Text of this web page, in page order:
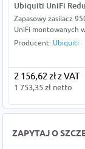
Ubiquiti UniFi
Zapasowy zasilacz
UniFi montowanych
Producent: Ubiquiti
2 156,62 zł z VAT
1 753,35 zł netto
ZAPYTAJ O